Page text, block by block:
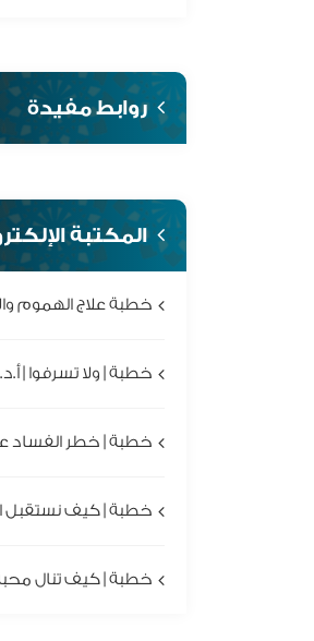
روابط مفيدة
المكتبة
خطبة علاج الهموم
خطبة | ولا تسرفوا |
خطبة | خطر الفساد
خطبة | كيف نستقبل
خطبة | كيف تنال محبة